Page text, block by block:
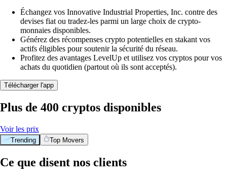
Échangez vos Innovative Industrial Properties, Inc. contre des
devises fiat ou tradez-les parmi un large choix de crypto-
monnaies disponibles.
Générez des récompenses crypto potentielles en stakant vos
actifs éligibles pour soutenir la sécurité du réseau.
Profitez des avantages LevelUp et utilisez vos cryptos pour vos
achats du quotidien (partout où ils sont acceptés).
Télécharger l'app
Plus de 400 cryptos disponibles
Voir les prix
Trending Top Movers
Ce que disent nos clients